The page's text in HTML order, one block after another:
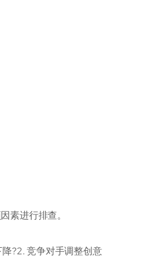
素进行排查。
?2. 竞争对手调整创意